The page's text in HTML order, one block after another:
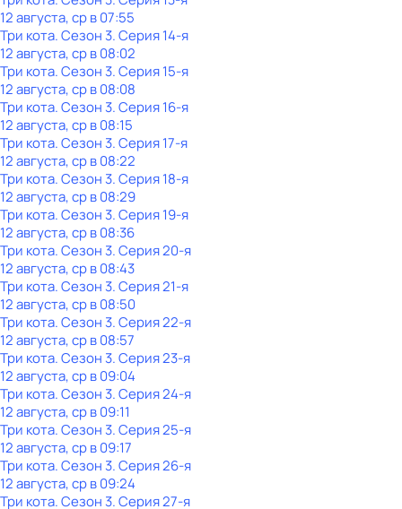
12 августа, ср в 07:55
Три кота. Сезон 3. Серия 14-я
12 августа, ср в 08:02
Три кота. Сезон 3. Серия 15-я
12 августа, ср в 08:08
Три кота. Сезон 3. Серия 16-я
12 августа, ср в 08:15
Три кота. Сезон 3. Серия 17-я
12 августа, ср в 08:22
Три кота. Сезон 3. Серия 18-я
12 августа, ср в 08:29
Три кота. Сезон 3. Серия 19-я
12 августа, ср в 08:36
Три кота. Сезон 3. Серия 20-я
12 августа, ср в 08:43
Три кота. Сезон 3. Серия 21-я
12 августа, ср в 08:50
Три кота. Сезон 3. Серия 22-я
12 августа, ср в 08:57
Три кота. Сезон 3. Серия 23-я
12 августа, ср в 09:04
Три кота. Сезон 3. Серия 24-я
12 августа, ср в 09:11
Три кота. Сезон 3. Серия 25-я
12 августа, ср в 09:17
Три кота. Сезон 3. Серия 26-я
12 августа, ср в 09:24
Три кота. Сезон 3. Серия 27-я